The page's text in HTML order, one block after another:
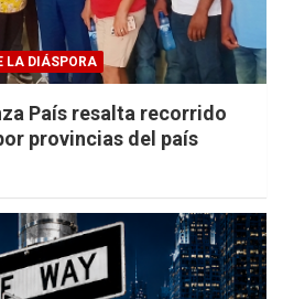
LA DIÁSPORA
País resalta recorrido
provincias del país